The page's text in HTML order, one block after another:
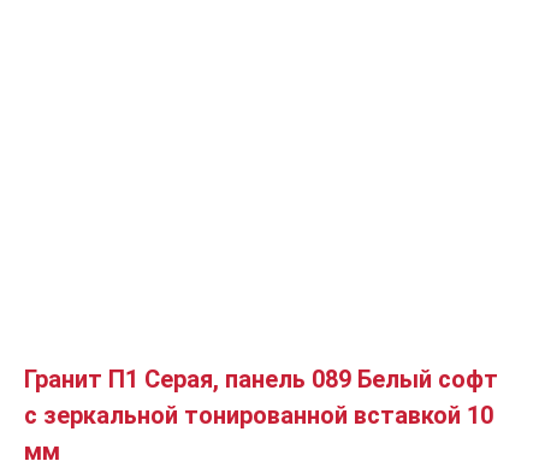
Гранит П1 Серая, панель 089 Белый софт
с зеркальной тонированной вставкой 10
мм